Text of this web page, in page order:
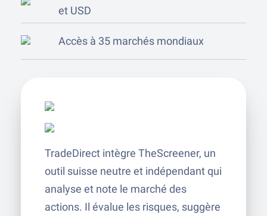
et USD
Accès à 35 marchés mondiaux
TradeDirect intègre TheScreener, un
outil suisse neutre et indépendant qui
analyse et note le marché des
actions. Il évalue les risques, suggère